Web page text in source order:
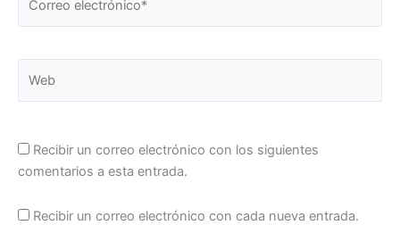
Recibir un correo electrónico con los siguientes
comentarios a esta entrada.
Recibir un correo electrónico con cada nueva entrada.